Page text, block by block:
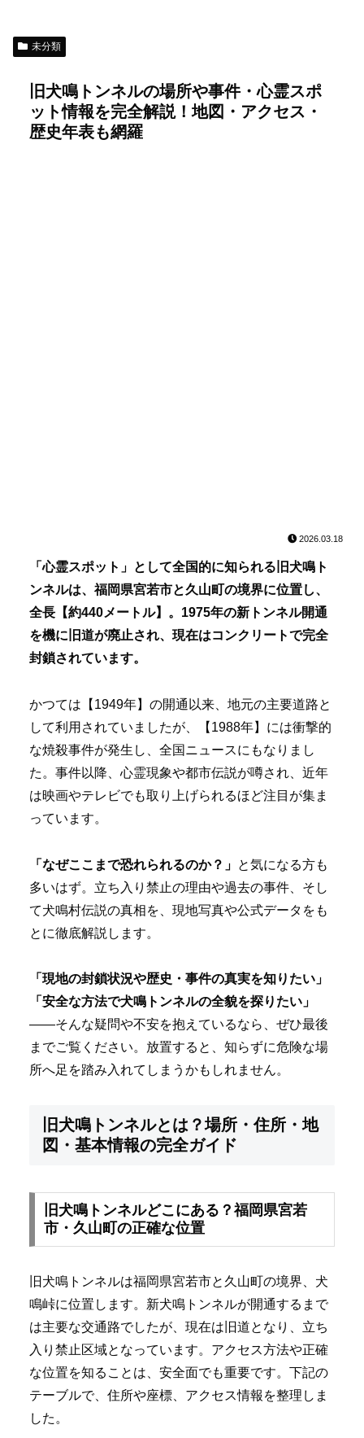
未分類
旧犬鳴トンネルの場所や事件・心霊スポ
ット情報を完全解説！地図・アクセス・
歴史年表も網羅
2026.03.18
「心霊スポット」として全国的に知られる旧犬鳴ト
ンネルは、福岡県宮若市と久山町の境界に位置し、
全長【約440メートル】。1975年の新トンネル開通
を機に旧道が廃止され、現在はコンクリートで完全
封鎖されています。
かつては【1949年】の開通以来、地元の主要道路と
して利用されていましたが、【1988年】には衝撃的
な焼殺事件が発生し、全国ニュースにもなりまし
た。事件以降、心霊現象や都市伝説が噂され、近年
は映画やテレビでも取り上げられるほど注目が集ま
っています。
「なぜここまで恐れられるのか？」 と気になる方も
多いはず。立ち入り禁止の理由や過去の事件、そし
て犬鳴村伝説の真相を、現地写真や公式データをも
とに徹底解説します。
「現地の封鎖状況や歴史・事件の真実を知りたい」
「安全な方法で犬鳴トンネルの全貌を探りたい」
――そんな疑問や不安を抱えているなら、ぜひ最後
までご覧ください。放置すると、知らずに危険な場
所へ足を踏み入れてしまうかもしれません。
旧犬鳴トンネルとは？場所・住所・地
図・基本情報の完全ガイド
旧犬鳴トンネルどこにある？福岡県宮若
市・久山町の正確な位置
旧犬鳴トンネルは福岡県宮若市と久山町の境界、犬
鳴峠に位置します。新犬鳴トンネルが開通するまで
は主要な交通路でしたが、現在は旧道となり、立ち
入り禁止区域となっています。アクセス方法や正確
な位置を知ることは、安全面でも重要です。下記の
テーブルで、住所や座標、アクセス情報を整理しま
した。